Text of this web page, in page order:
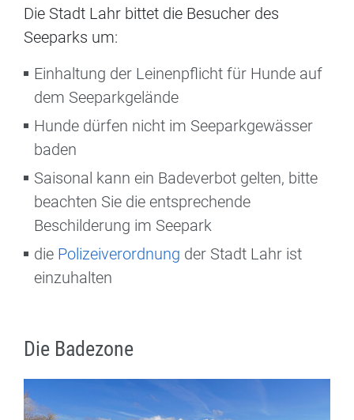
Die Stadt Lahr bittet die Besucher des
Seeparks um:
Einhaltung der Leinenpflicht für Hunde auf
dem Seeparkgelände
Hunde dürfen nicht im Seeparkgewässer
baden
Saisonal kann ein Badeverbot gelten, bitte
beachten Sie die entsprechende
Beschilderung im Seepark
die Polizeiverordnung der Stadt Lahr ist
einzuhalten
Die Badezone